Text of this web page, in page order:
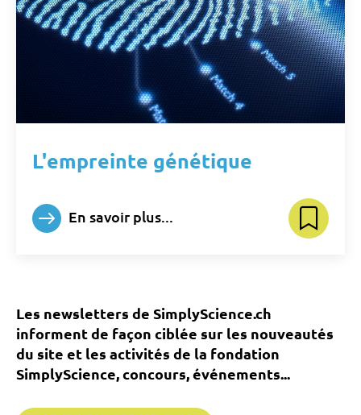
L'empreinte génétique
En savoir plus...
Les newsletters de SimplyScience.ch
informent de façon ciblée sur les nouveautés
du site et les activités de la fondation
SimplyScience, concours, événements...